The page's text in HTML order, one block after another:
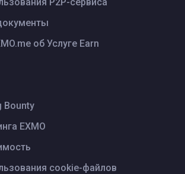
об Услуге Earn
Bounty
ЕХМО
cookie-файлов